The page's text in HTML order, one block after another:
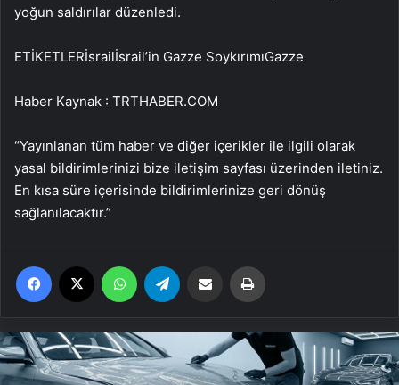
yoğun saldırılar düzenledi.
ETİKETLERİsrailİsrail’in Gazze SoykırımıGazze
Haber Kaynak : TRTHABER.COM
“Yayınlanan tüm haber ve diğer içerikler ile ilgili olarak
yasal bildirimlerinizi bize iletişim sayfası üzerinden iletiniz.
En kısa süre içerisinde bildirimlerinize geri dönüş
sağlanılacaktır.”
Facebook WhatsApp Email'den paylaş